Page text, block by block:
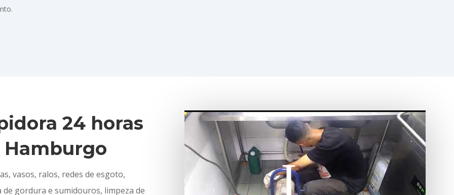
24 horas
Hamburgo
vasos, ralos, redes de esgoto,
de gordura e sumidouros, limpeza de